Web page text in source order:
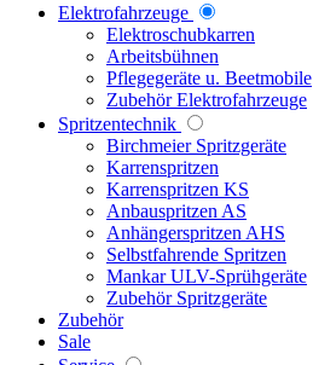
Elektrofahrzeuge
Elektroschubkarren
Arbeitsbühnen
Pflegegeräte u. Beetmobile
Zubehör Elektrofahrzeuge
Spritzentechnik
Birchmeier Spritzgeräte
Karrenspritzen
Karrenspritzen KS
Anbauspritzen AS
Anhängerspritzen AHS
Selbstfahrende Spritzen
Mankar ULV-Sprühgeräte
Zubehör Spritzgeräte
Zubehör
Sale